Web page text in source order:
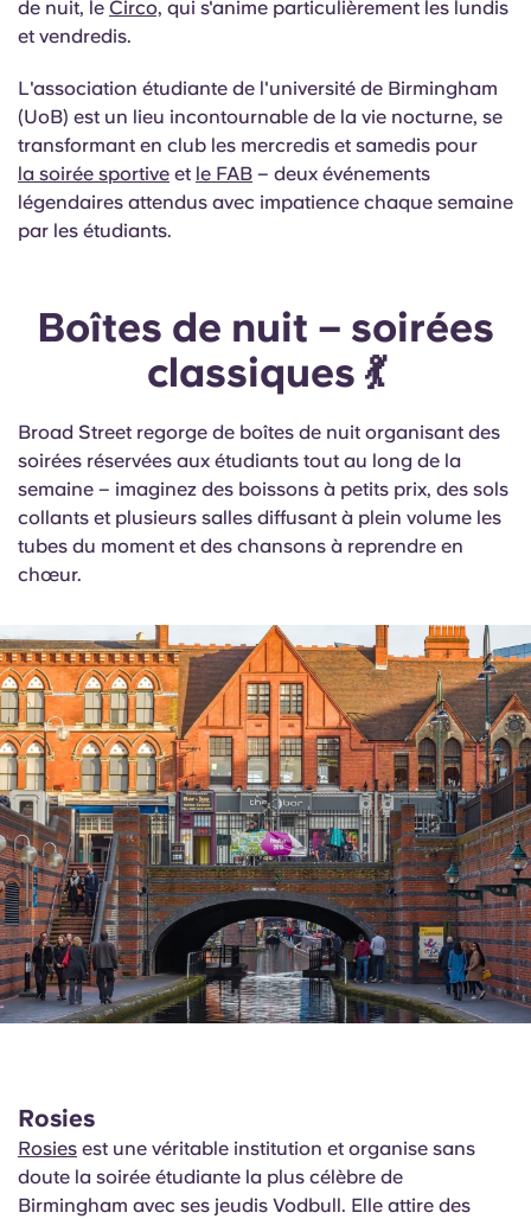
de nuit, le Circo, qui s'anime particulièrement les lundis
et vendredis.
L'association étudiante de l'université de Birmingham
(UoB) est un lieu incontournable de la vie nocturne, se
transformant en club les mercredis et samedis pour
la soirée sportive et le FAB – deux événements
légendaires attendus avec impatience chaque semaine
par les étudiants.
Boîtes de nuit – soirées
classiques 💃
Broad Street regorge de boîtes de nuit organisant des
soirées réservées aux étudiants tout au long de la
semaine – imaginez des boissons à petits prix, des sols
collants et plusieurs salles diffusant à plein volume les
tubes du moment et des chansons à reprendre en
chœur.
Rosies
Rosies est une véritable institution et organise sans
doute la soirée étudiante la plus célèbre de
Birmingham avec ses jeudis Vodbull. Elle attire des